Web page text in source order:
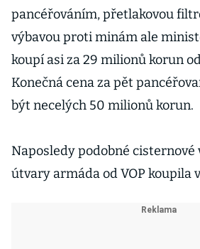
pancéřováním, přetlakovou
výbavou proti minám ale
koupí asi za 29 milionů korun
Konečná cena za pět
být necelých 50 milionů korun.
Naposledy podobné cisternové
útvary armáda od VOP koupila